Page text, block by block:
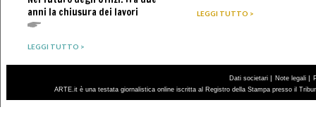
anni la chiusura dei lavori
LEGGI TUTTO >
LEGGI TUTTO >
Dati societari | Note legali |
ARTE.it è una testata giornalistica online iscritta al Registro della Stampa presso il